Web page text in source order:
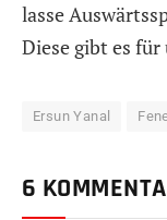
lasse
Diese gibt es
Ersun Yanal
6